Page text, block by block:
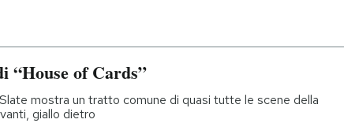
“House of Cards”
mostra un tratto comune di quasi tutte le scene della
giallo dietro